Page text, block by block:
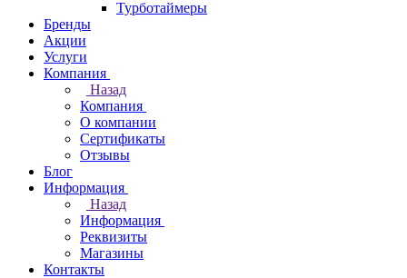
Турботаймеры
Бренды
Акции
Услуги
Компания
Назад
Компания
О компании
Сертификаты
Отзывы
Блог
Информация
Назад
Информация
Реквизиты
Магазины
Контакты